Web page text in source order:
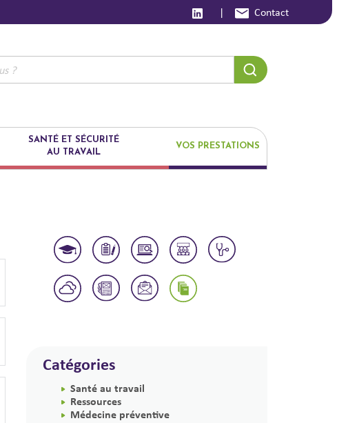
| Contact
SANTÉ ET SÉCURITÉ
AU TRAVAIL
VOS PRESTATIONS
Catégories
Santé au travail
Ressources
Médecine préventive